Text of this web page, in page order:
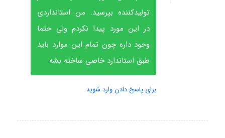
تولیدکننده بپرسید. من استانداردی
در این مورد پیدا نکردم ولی حتما
وجود داره چون تمام این موارد باید
طبق استاندارد خاصی ساخته بشه
برای پاسخ دادن وارد شوید